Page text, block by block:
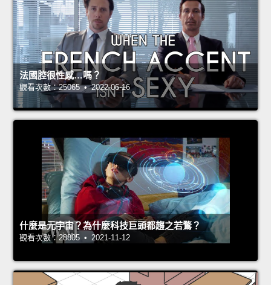
法國腔很性感…嗎？
觀看次數：25065 • 2022-06-16
什麼是元宇宙？為什麼科技巨頭都趨之若鶩？
觀看次數：28805 • 2021-11-12